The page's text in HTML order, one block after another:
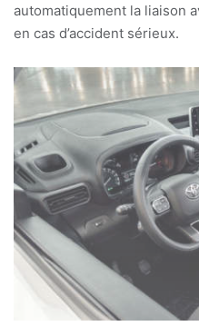
automatiquement la liaison
en cas d’accident sérieux.